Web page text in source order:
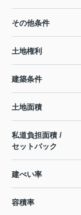
その他条件
土地権利
建築条件
土地面積
私道負担面積 /
セットバック
建ぺい率
容積率